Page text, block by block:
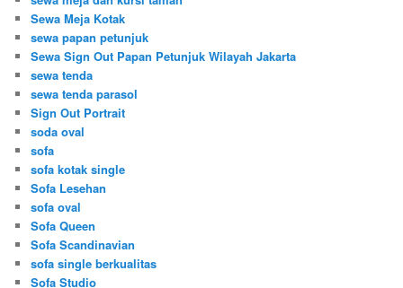
Sewa Meja Kotak
sewa papan petunjuk
Sewa Sign Out Papan Petunjuk Wilayah Jakarta
sewa tenda
sewa tenda parasol
Sign Out Portrait
soda oval
sofa
sofa kotak single
Sofa Lesehan
sofa oval
Sofa Queen
Sofa Scandinavian
sofa single berkualitas
Sofa Studio